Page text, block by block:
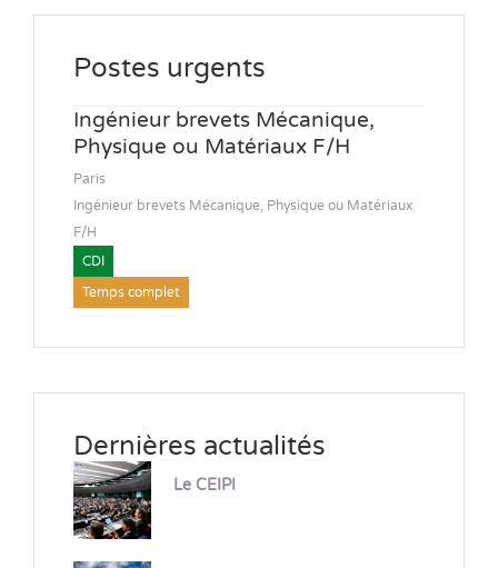
Postes urgents
Ingénieur brevets Mécanique,
Physique ou Matériaux F/H
Paris
Ingénieur brevets Mécanique, Physique ou Matériaux
F/H
CDI
Temps complet
Dernières actualités
Le CEIPI